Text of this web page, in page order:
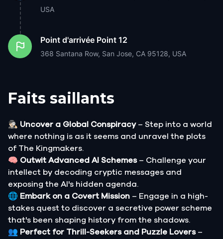
USA
Point d'arrivée Point 12
368 Santana Row, San Jose, CA 95128, USA
Faits saillants
🕵🏻‍♂️ Uncover a Global Conspiracy– Step into a world
where nothing is as it seems and unravel the plots
of The Kingmakers.
🧠 Outwit Advanced AI Schemes– Challenge your
intellect by decoding cryptic messages and
exposing the AI's hidden agenda.
🌐 Embark on a Covert Mission – Engage in a high-
stakes quest to discover a secretive power scheme
that's been shaping history from the shadows.
👥 Perfect for Thrill-Seekers and Puzzle Lovers–